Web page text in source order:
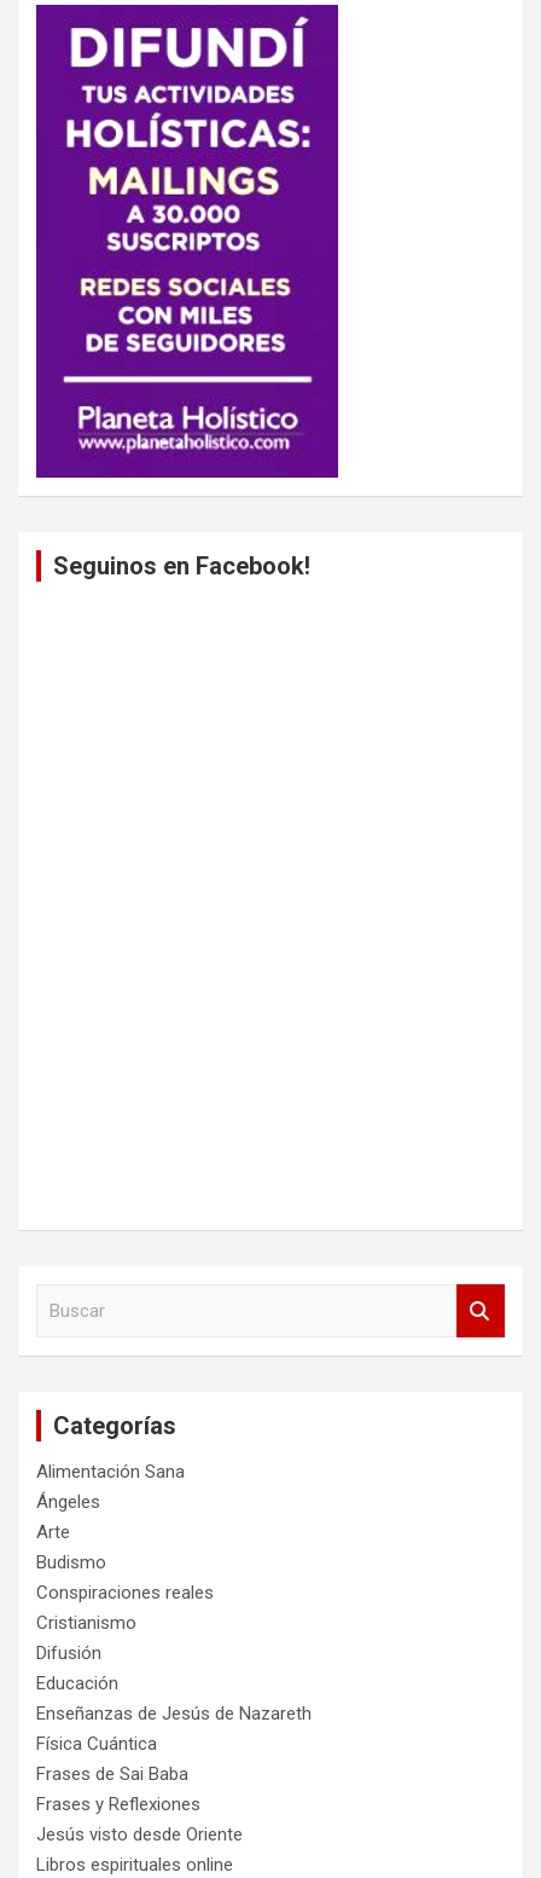
Seguinos en Facebook!
Categorías
Alimentación Sana
Ángeles
Arte
Budismo
Conspiraciones reales
Cristianismo
Difusión
Educación
Enseñanzas de Jesús de Nazareth
Física Cuántica
Frases de Sai Baba
Frases y Reflexiones
Jesús visto desde Oriente
Libros espirituales online